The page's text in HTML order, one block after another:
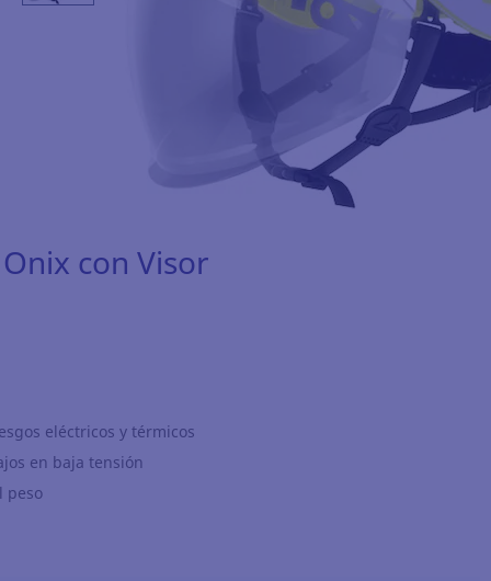
con Visor
eléctricos y térmicos
en baja tensión
peso